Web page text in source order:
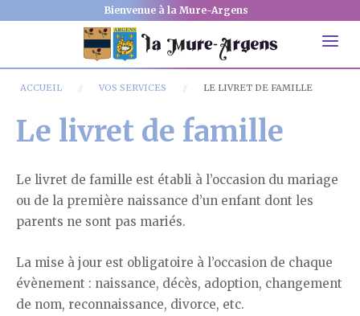
Bienvenue à la Mure-Argens
ACCUEIL VOS SERVICES LE LIVRET DE FAMILLE
Le livret de famille
Le livret de famille est établi à l’occasion du mariage
ou de la première naissance d’un enfant dont les
parents ne sont pas mariés.
La mise à jour est obligatoire à l’occasion de chaque
évènement : naissance, décès, adoption, changement
de nom, reconnaissance, divorce, etc.